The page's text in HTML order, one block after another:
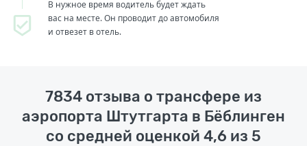
В нужное время водитель будет ждать
вас на месте. Он проводит до автомобиля
и отвезет в отель.
7834 отзыва о трансфере из
аэропорта Штутгарта в Бёблинген
со средней оценкой 4,6 из 5